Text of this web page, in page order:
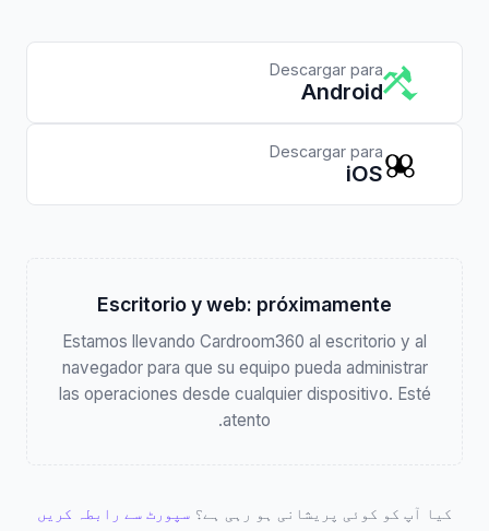
Descargar para
Android
Descargar para
iOS
Escritorio y web: próximamente
Estamos llevando Cardroom360 al escritorio y al
navegador para que su equipo pueda administrar
las operaciones desde cualquier dispositivo. Esté
atento.
کیا آپ کو کوئی پریشانی ہو رہی ہے؟ سپورٹ سے رابطہ کریں